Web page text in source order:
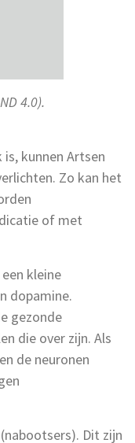
4.0).
kunnen Artsen
Zo kan het
of met
kleine
dopamine.
gezonde
die over zijn. Als
de neuronen
Dit zijn